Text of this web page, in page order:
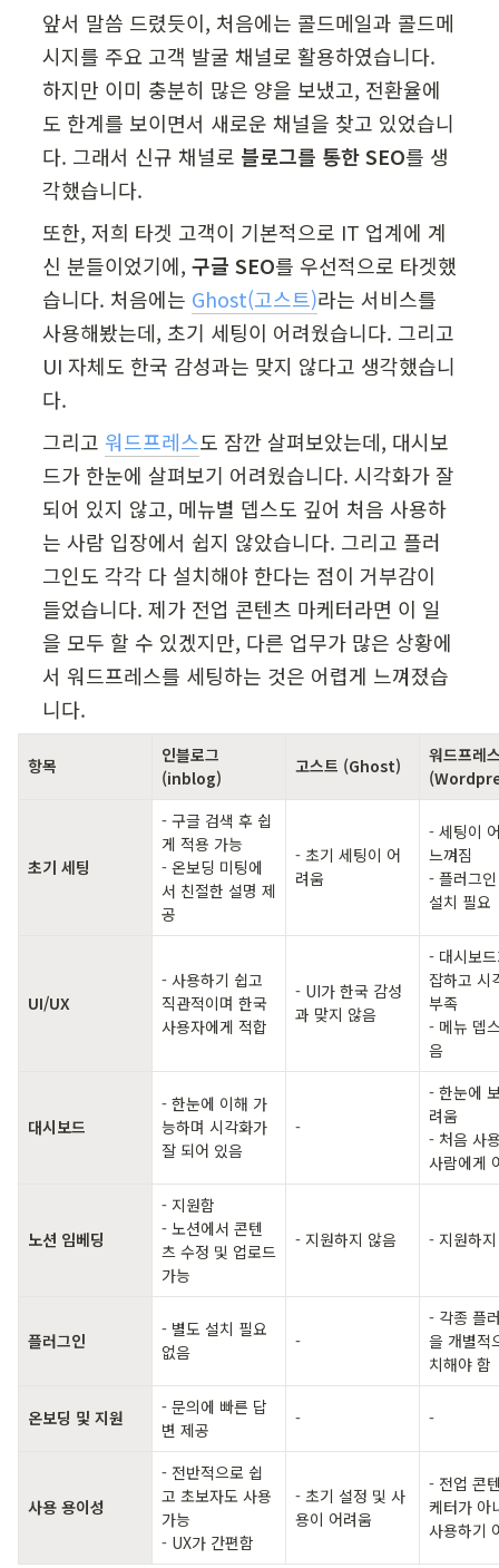
앞서 말씀 드렸듯이, 처음에는 콜드메일과 콜드메
시지를 주요 고객 발굴 채널로 활용하였습니다.
하지만 이미 충분히 많은 양을 보냈고, 전환율에
도 한계를 보이면서 새로운 채널을 찾고 있었습니
다. 그래서 신규 채널로 블로그를 통한 SEO를 생
각했습니다.
또한, 저희 타겟 고객이 기본적으로 IT 업계에 계
신 분들이었기에, 구글 SEO를 우선적으로 타겟했
습니다. 처음에는 Ghost(고스트)라는 서비스를
사용해봤는데, 초기 세팅이 어려웠습니다. 그리고
UI 자체도 한국 감성과는 맞지 않다고 생각했습니
다.
그리고 워드프레스도 잠깐 살펴보았는데, 대시보
드가 한눈에 살펴보기 어려웠습니다. 시각화가 잘
되어 있지 않고, 메뉴별 뎁스도 깊어 처음 사용하
는 사람 입장에서 쉽지 않았습니다. 그리고 플러
그인도 각각 다 설치해야 한다는 점이 거부감이
들었습니다. 제가 전업 콘텐츠 마케터라면 이 일
을 모두 할 수 있겠지만, 다른 업무가 많은 상황에
서 워드프레스를 세팅하는 것은 어렵게 느껴졌습
니다.
항목
인블로그
(inblog)
고스트 (Ghost)
워드프레
초기 세팅
- 구글 검색 후 쉽
게 적용 가능
- 온보딩 미팅에
서 친절한 설명 제
공
- 초기 세팅이 어
려움
- 세팅이
느껴짐
- 플러그
설치 필요
UI/UX
- 사용하기 쉽고
직관적이며 한국
사용자에게 적합
- UI가 한국 감성
과 맞지 않음
- 대시보
잡하고 시
부족
- 메뉴 뎁
음
대시보드
- 한눈에 이해 가
능하며 시각화가
잘 되어 있음
-
- 한눈에
려움
- 처음 사
사람에게
노션 임베딩
- 지원함
- 노션에서 콘텐
츠 수정 및 업로드
가능
- 지원하지 않음 - 지원하
플러그인
- 별도 설치 필요
없음
-
- 각종 플
을 개별적
치해야 함
온보딩 및 지원
- 문의에 빠른 답
변 제공
- -
사용 용이성
- 전반적으로 쉽
고 초보자도 사용
가능
- UX가 간편함
- 초기 설정 및 사
용이 어려움
- 전업 콘
케터가 아
사용하기